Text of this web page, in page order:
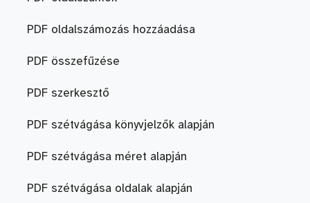
PDF oldalszámozás hozzáadása
PDF összefűzése
PDF szerkesztő
PDF szétvágása könyvjelzők alapján
PDF szétvágása méret alapján
PDF szétvágása oldalak alapján